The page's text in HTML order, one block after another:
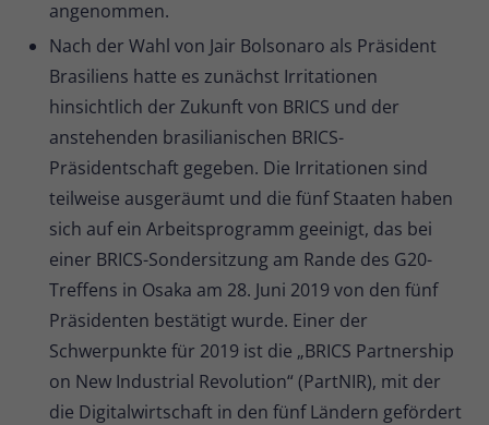
angenommen.
Nach der Wahl von Jair Bolsonaro als Präsident
Brasiliens hatte es zunächst Irritationen
hinsichtlich der Zukunft von BRICS und der
anstehenden brasilianischen BRICS-
Präsidentschaft gegeben. Die Irritationen sind
teilweise ausgeräumt und die fünf Staaten haben
sich auf ein Arbeitsprogramm geeinigt, das bei
einer BRICS-Sondersitzung am Rande des G20-
Treffens in Osaka am 28. Juni 2019 von den fünf
Präsidenten bestätigt wurde. Einer der
Schwerpunkte für 2019 ist die „BRICS Partnership
on New Industrial Revolution“ (PartNIR), mit der
die Digitalwirtschaft in den fünf Ländern gefördert